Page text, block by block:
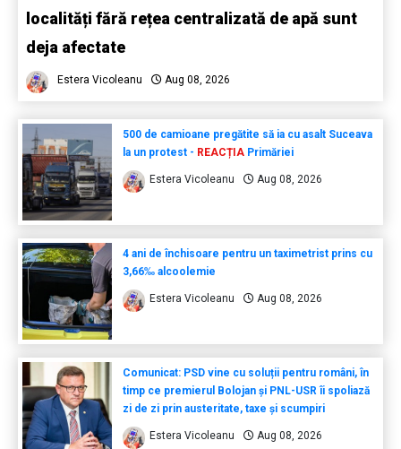
localități fără rețea centralizată de apă sunt
deja afectate
Estera Vicoleanu Aug 08, 2026
500 de camioane pregătite să ia cu asalt Suceava
la un protest - REACȚIAPrimăriei
Estera Vicoleanu Aug 08, 2026
4 ani de închisoare pentru un taximetrist prins cu
3,66‰ alcoolemie
Estera Vicoleanu Aug 08, 2026
Comunicat: PSD vine cu soluții pentru români, în
timp ce premierul Bolojan și PNL-USR îi spoliază
zi de zi prin austeritate, taxe și scumpiri
Estera Vicoleanu Aug 08, 2026